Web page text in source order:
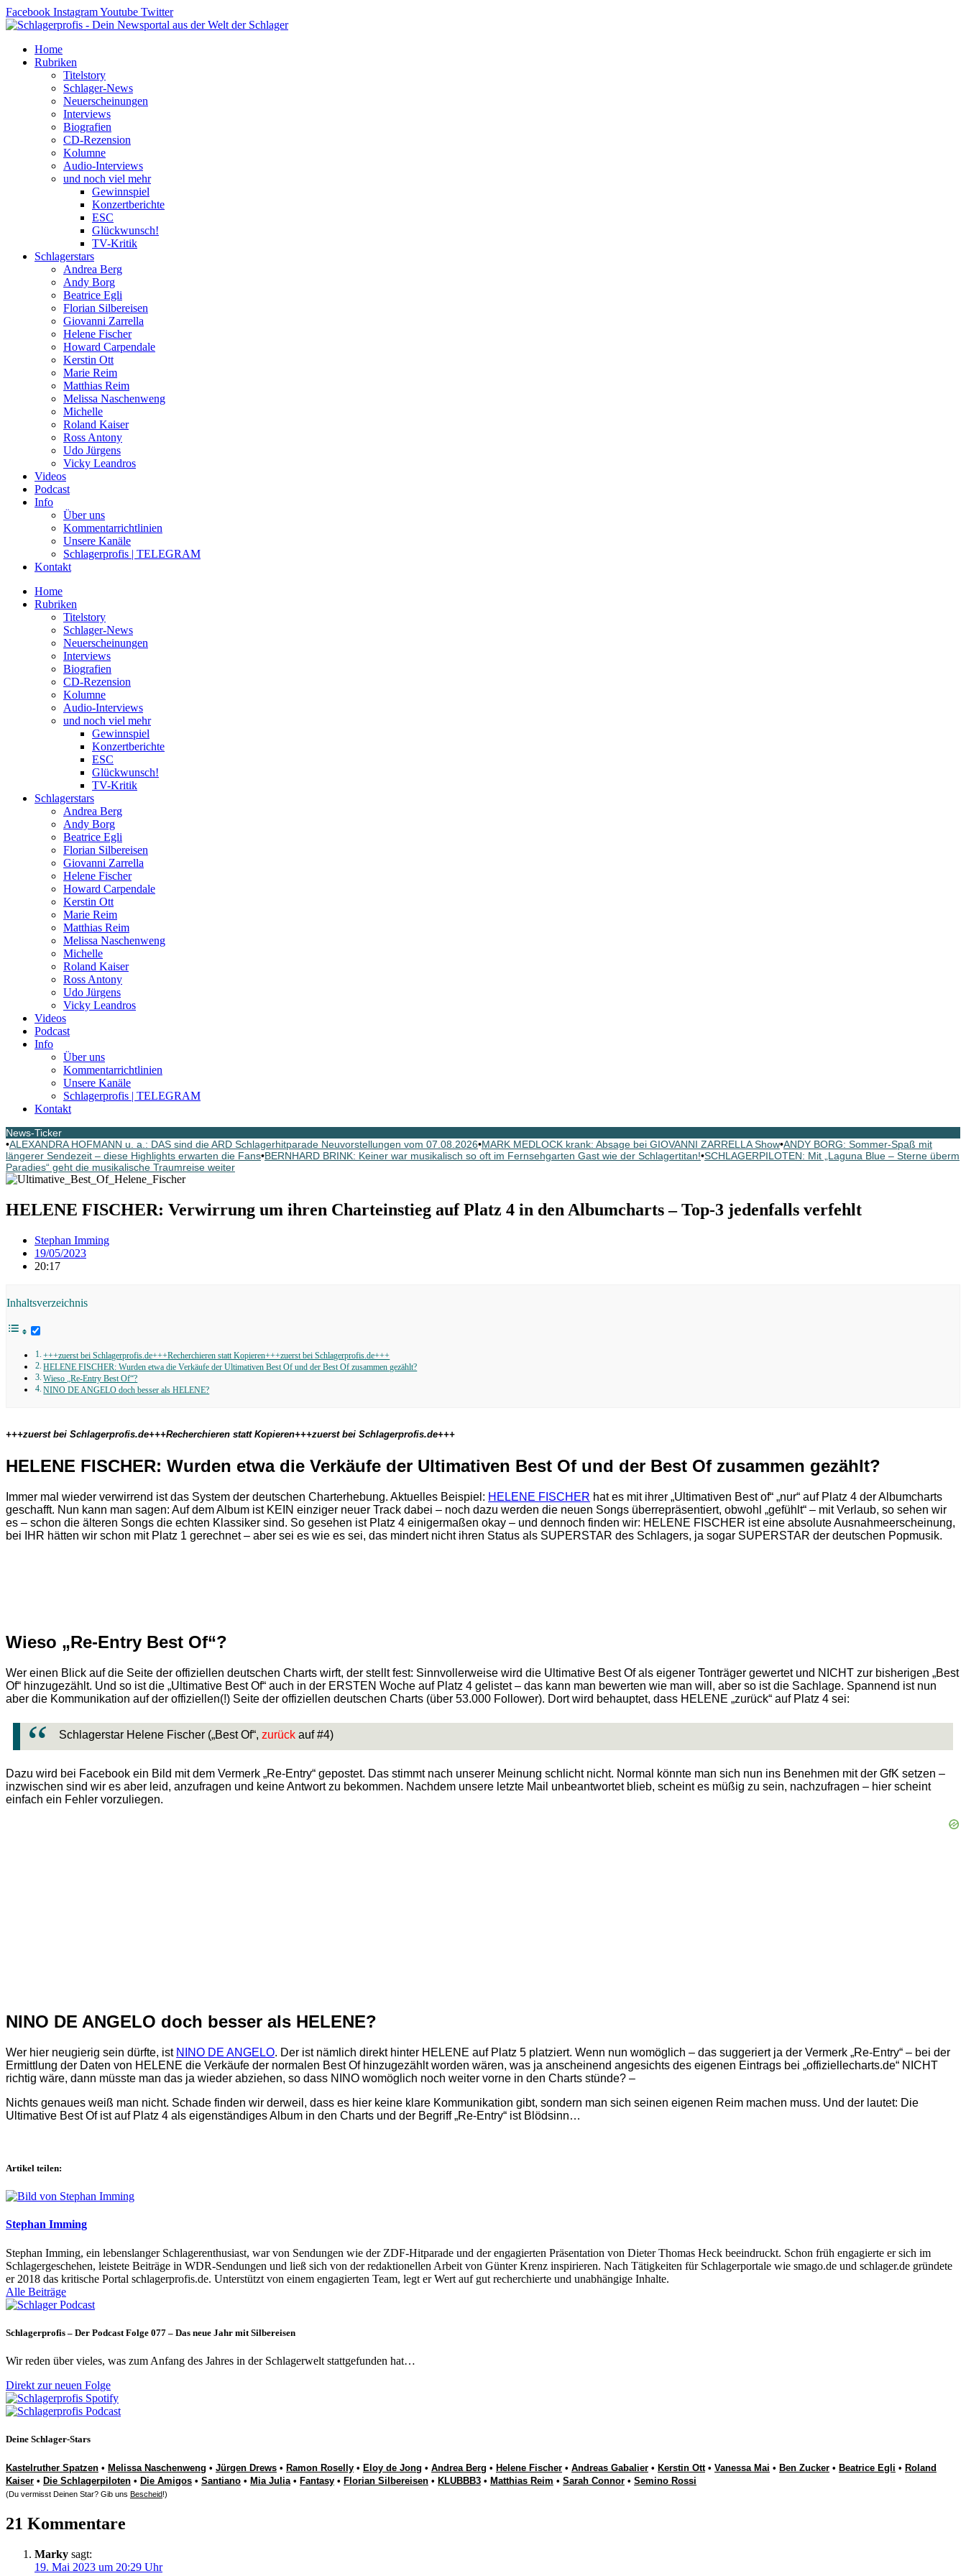
Zum
Inhalt
Facebook InstagramYoutube Twitter
Home
Rubriken
Titelstory
Schlager-News
Neuerscheinungen
Interviews
Biografien
CD-Rezension
Kolumne
Audio-Interviews
und noch viel mehr
Gewinnspiel
Konzertberichte
ESC
Glückwunsch!
TV-Kritik
Schlagerstars
Andrea Berg
Andy Borg
Beatrice Egli
Florian Silbereisen
Giovanni Zarrella
Helene Fischer
Howard Carpendale
Kerstin Ott
Marie Reim
Matthias Reim
Melissa Naschenweng
Michelle
Roland Kaiser
Ross Antony
Udo Jürgens
Vicky Leandros
Videos
Podcast
Info
Über uns
Kommentarrichtlinien
Unsere Kanäle
Schlagerprofis | TELEGRAM
Kontakt
Home
Rubriken
Titelstory
Schlager-News
Neuerscheinungen
Interviews
Biografien
CD-Rezension
Kolumne
Audio-Interviews
und noch viel mehr
Gewinnspiel
Konzertberichte
ESC
Glückwunsch!
TV-Kritik
Schlagerstars
Andrea Berg
Andy Borg
Beatrice Egli
Florian Silbereisen
Giovanni Zarrella
Helene Fischer
Howard Carpendale
Kerstin Ott
Marie Reim
Matthias Reim
Melissa Naschenweng
Michelle
Roland Kaiser
Ross Antony
Udo Jürgens
Vicky Leandros
Videos
Podcast
Info
Über uns
Kommentarrichtlinien
Unsere Kanäle
Schlagerprofis | TELEGRAM
Kontakt
News-Ticker
•ALEXANDRA HOFMANN u. a.: DAS sind die ARD Schlagerhitparade Neuvorstellungen vom 07.08.2026•MARK MEDLOCK krank: Absage bei GIOVANNI ZARRELLA Show•ANDY BORG: Sommer-Spaß mit
längerer Sendezeit – diese Highlights erwarten die Fans•BERNHARD BRINK: Keiner war musikalisch so oft im Fernsehgarten Gast wie der Schlagertitan!•SCHLAGERPILOTEN: Mit „Laguna Blue – Sterne überm
Paradies“ geht die musikalische Traumreise weiter
HELENE FISCHER: Verwirrung um ihren Charteinstieg auf Platz 4 in den Albumcharts – Top-3 jedenfalls verfehlt
Stephan Imming
19/05/2023
20:17
Inhaltsverzeichnis
+++zuerst bei Schlagerprofis.de+++Recherchieren statt Kopieren+++zuerst bei Schlagerprofis.de+++
HELENE FISCHER: Wurden etwa die Verkäufe der Ultimativen Best Of und der Best Of zusammen gezählt?
Wieso „Re-Entry Best Of“?
NINO DE ANGELO doch besser als HELENE?
+++zuerst bei Schlagerprofis.de+++Recherchieren statt Kopieren+++zuerst bei Schlagerprofis.de+++
HELENE FISCHER: Wurden etwa die Verkäufe der Ultimativen Best Of und der Best Of zusammen gezählt?
Immer mal wieder verwirrend ist das System der deutschen Charterhebung. Aktuelles Beispiel: HELENE FISCHER hat es mit ihrer „Ultimativen Best of“ „nur“ auf Platz 4 der Albumcharts
geschafft. Nun kann man sagen: Auf dem Album ist KEIN einziger neuer Track dabei – noch dazu werden die neuen Songs überrepräsentiert, obwohl „gefühlt“ – mit Verlaub, so sehen wir
es – schon die älteren Songs die echten Klassiker sind. So gesehen ist Platz 4 einigermaßen okay – und dennoch finden wir: HELENE FISCHER ist eine absolute Ausnahmeerscheinung,
bei IHR hätten wir schon mit Platz 1 gerechnet – aber sei es wie es sei, das mindert nicht ihren Status als SUPERSTAR des Schlagers, ja sogar SUPERSTAR der deutschen Popmusik.
Wieso „Re-Entry Best Of“?
Wer einen Blick auf die Seite der offiziellen deutschen Charts wirft, der stellt fest: Sinnvollerweise wird die Ultimative Best Of als eigener Tonträger gewertet und NICHT zur bisherigen „Best
Of“ hinzugezählt. Und so ist die „Ultimative Best Of“ auch in der ERSTEN Woche auf Platz 4 gelistet – das kann man bewerten wie man will, aber so ist die Sachlage. Spannend ist nun
aber die Kommunikation auf der offiziellen(!) Seite der offiziellen deutschen Charts (über 53.000 Follower). Dort wird behauptet, dass HELENE „zurück“ auf Platz 4 sei:
Schlagerstar Helene Fischer („Best Of“, zurück auf #4)
Dazu wird bei Facebook ein Bild mit dem Vermerk „Re-Entry“ gepostet. Das stimmt nach unserer Meinung schlicht nicht. Normal könnte man sich nun ins Benehmen mit der GfK setzen –
inzwischen sind wir es aber leid, anzufragen und keine Antwort zu bekommen. Nachdem unsere letzte Mail unbeantwortet blieb, scheint es müßig zu sein, nachzufragen – hier scheint
einfach ein Fehler vorzuliegen.
NINO DE ANGELO doch besser als HELENE?
Wer hier neugierig sein dürfte, ist NINO DE ANGELO. Der ist nämlich direkt hinter HELENE auf Platz 5 platziert. Wenn nun womöglich – das suggeriert ja der Vermerk „Re-Entry“ – bei der
Ermittlung der Daten von HELENE die Verkäufe der normalen Best Of hinzugezählt worden wären, was ja anscheinend angesichts des eigenen Eintrags bei „offiziellecharts.de“ NICHT
richtig wäre, dann müsste man das ja wieder abziehen, so dass NINO womöglich noch weiter vorne in den Charts stünde? –
Nichts genaues weiß man nicht. Schade finden wir derweil, dass es hier keine klare Kommunikation gibt, sondern man sich seinen eigenen Reim machen muss. Und der lautet: Die
Ultimative Best Of ist auf Platz 4 als eigenständiges Album in den Charts und der Begriff „Re-Entry“ ist Blödsinn…
Artikel teilen:
Stephan Imming
Stephan Imming, ein lebenslanger Schlagerenthusiast, war von Sendungen wie der ZDF-Hitparade und der engagierten Präsentation von Dieter Thomas Heck beeindruckt. Schon früh engagierte er sich im
Schlagergeschehen, leistete Beiträge in WDR-Sendungen und ließ sich von der redaktionellen Arbeit von Günter Krenz inspirieren. Nach Tätigkeiten für Schlagerportale wie smago.de und schlager.de gründete
er 2018 das kritische Portal schlagerprofis.de. Unterstützt von einem engagierten Team, legt er Wert auf gut recherchierte und unabhängige Inhalte.
Alle Beiträge
Schlagerprofis – Der Podcast Folge 077 – Das neue Jahr mit Silbereisen
Wir reden über vieles, was zum Anfang des Jahres in der Schlagerwelt stattgefunden hat…
Direkt zur neuen Folge
Deine Schlager-Stars
Kastelruther Spatzen • Melissa Naschenweng • Jürgen Drews • Ramon Roselly • Eloy de Jong • Andrea Berg • Helene Fischer • Andreas Gabalier • Kerstin Ott• Vanessa Mai • Ben Zucker • Beatrice Egli • Roland
Kaiser • Die Schlagerpiloten • Die Amigos • Santiano • Mia Julia• Fantasy • Florian Silbereisen • KLUBBB3 • Matthias Reim • Sarah Connor • Semino Rossi
(Du vermisst Deinen Star? Gib uns Bescheid!)
21 Kommentare
Marky sagt:
19. Mai 2023 um 20:29 Uhr